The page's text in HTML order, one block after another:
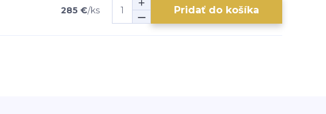
285 €/ks Pridať do košíka